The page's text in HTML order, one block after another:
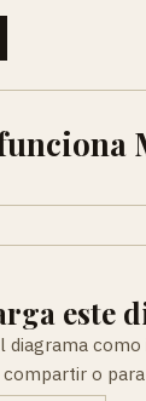
este
diagrama
o